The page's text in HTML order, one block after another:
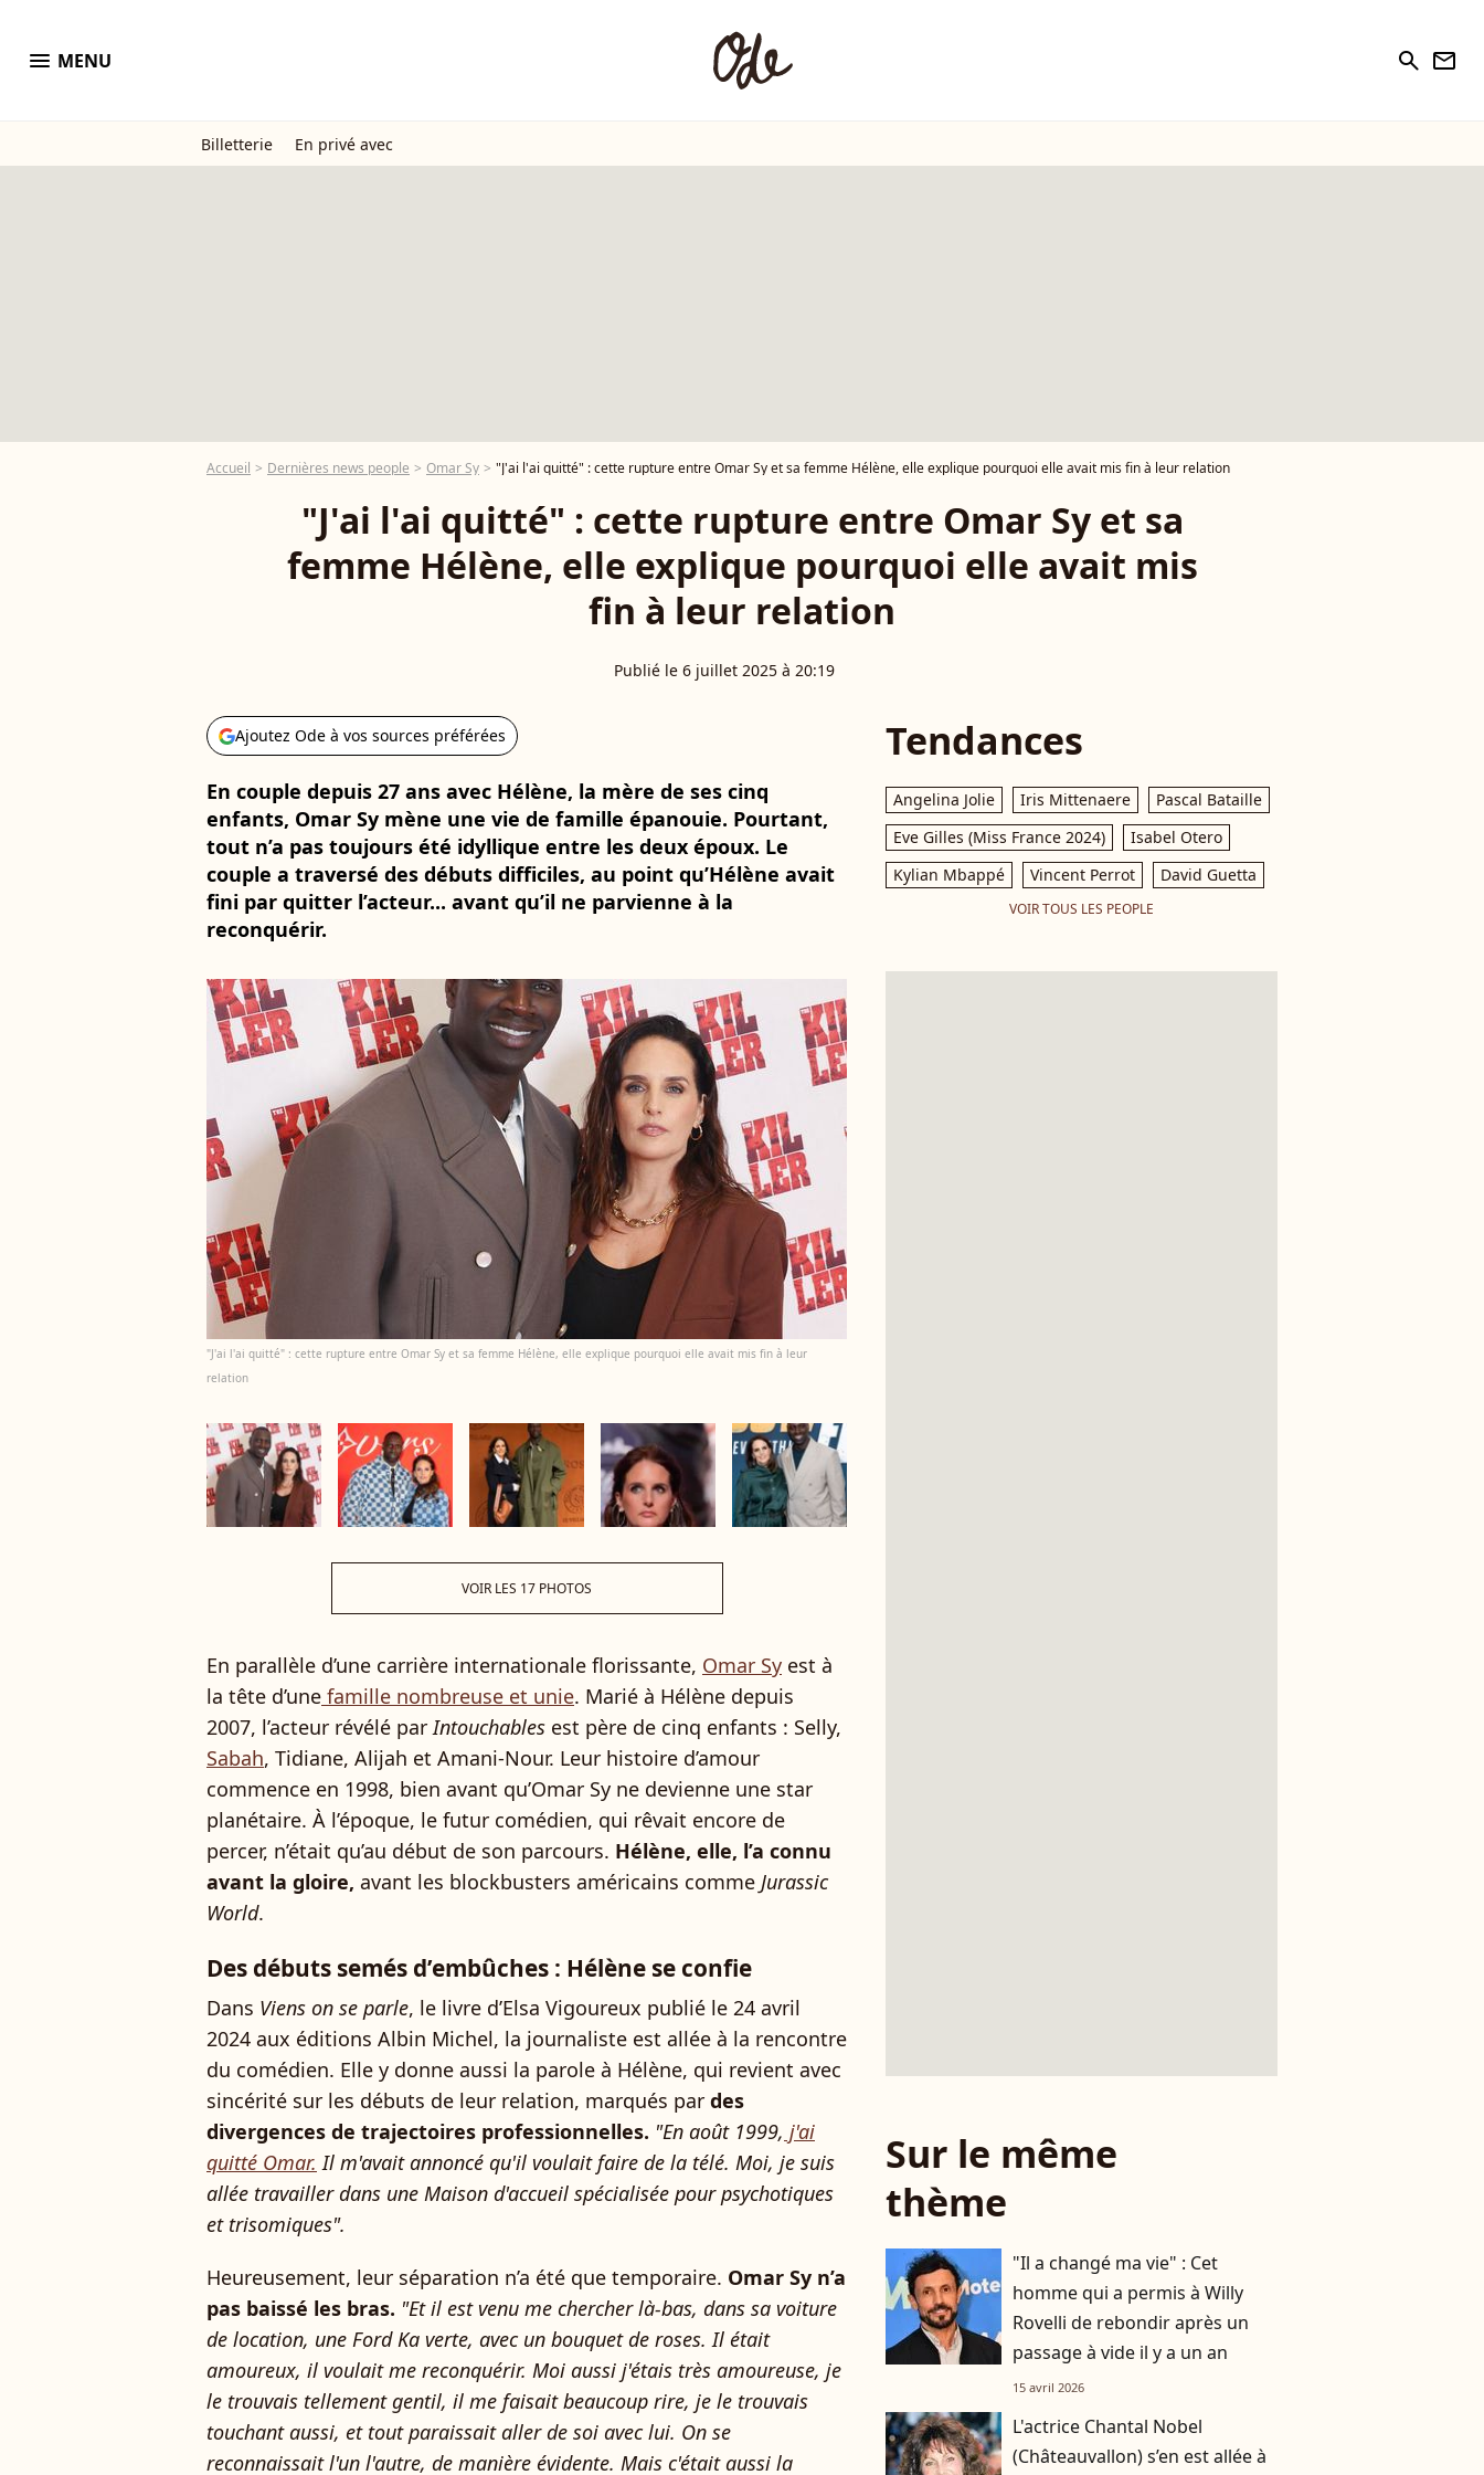
menu MENU search newsletter
Billetterie En privé avec
Accueil Dernières news people Omar Sy "J'ai l'ai quitté" : cette rupture entre Omar Sy et sa femme Hélène, elle explique pourquoi elle avait mis fin à leur relation
"J'ai l'ai quitté" : cette rupture entre Omar Sy et sa
femme Hélène, elle explique pourquoi elle avait mis
fin à leur relation
Publié le 6 juillet 2025 à 20:19
Ajoutez Ode à vos sources préférées
En couple depuis 27 ans avec Hélène, la mère de ses cinq
enfants, Omar Sy mène une vie de famille épanouie. Pourtant,
tout n’a pas toujours été idyllique entre les deux époux. Le
couple a traversé des débuts difficiles, au point qu’Hélène avait
fini par quitter l’acteur... avant qu’il ne parvienne à la
reconquérir.
"J'ai l'ai quitté" : cette rupture entre Omar Sy et sa femme Hélène, elle explique pourquoi elle avait mis fin à leur
relation
VOIR LES 17 PHOTOS
En parallèle d’une carrière internationale florissante, Omar Sy est à
la tête d’une famille nombreuse et unie. Marié à Hélène depuis
2007, l’acteur révélé parIntouchables est père de cinq enfants : Selly,
Sabah, Tidiane, Alijah et Amani-Nour. Leur histoire d’amour
commence en 1998, bien avant qu’Omar Sy ne devienne une star
planétaire. À l’époque, le futur comédien, qui rêvait encore de
percer, n’était qu’au début de son parcours. Hélène, elle, l’a connu
avant la gloire, avant les blockbusters américains comme Jurassic
World.
Des débuts semés d’embûches : Hélène se confie
Dans Viens on se parle, le livre d’Elsa Vigoureux publié le 24 avril
2024 aux éditions Albin Michel, la journaliste est allée à la rencontre
du comédien. Elle y donne aussi la parole à Hélène, qui revient avec
sincérité sur les débuts de leur relation, marqués par des
divergences de trajectoires professionnelles. "En août 1999, j'ai
quitté Omar. Il m'avait annoncé qu'il voulait faire de la télé. Moi, je suis
allée travailler dans une Maison d'accueil spécialisée pour psychotiques
et trisomiques".
Heureusement, leur séparation n’a été que temporaire. Omar Sy n’a
pas baissé les bras. "Et il est venu me chercher là-bas, dans sa voiture
de location, une Ford Ka verte, avec un bouquet de roses. Il était
amoureux, il voulait me reconquérir. Moi aussi j'étais très amoureuse, je
le trouvais tellement gentil, il me faisait beaucoup rire, je le trouvais
touchant aussi, et tout paraissait aller de soi avec lui. On se
reconnaissait l'un l'autre, de manière évidente. Mais c'était aussi la
Tendances
Angelina Jolie Iris Mittenaere
Pascal Bataille
Eve Gilles (Miss France 2024)
Isabel Otero
Kylian Mbappé
Vincent Perrot David Guetta
VOIR TOUS LES PEOPLE
Sur le même
thème
"Il a changé ma vie" : Cet
homme qui a permis à Willy
Rovelli de rebondir après un
passage à vide il y a un an
15 avril 2026
L'actrice Chantal Nobel
(Châteauvallon) s’en est allée à